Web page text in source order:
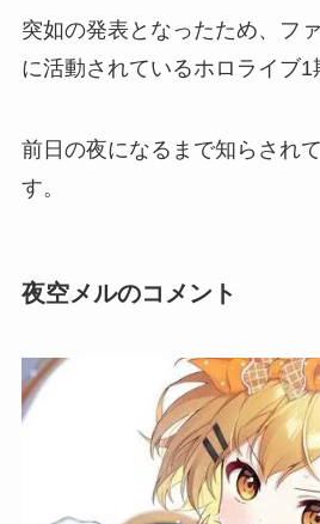
突如の発表となったため、フ
に活動されているホロライブ1
前日の夜になるまで知らされ
す。
夜空メルのコメント